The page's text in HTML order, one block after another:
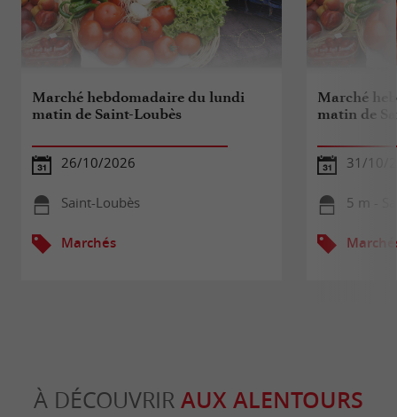
Marché hebdomadaire du lundi
matin de Saint-Loubès
26/10/2026
Saint-Loubès
Marchés
Marché
matin de
31/10/
5 m -
À DÉCOUVRIR AUX ALENTOURS